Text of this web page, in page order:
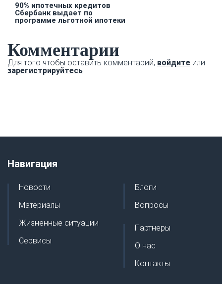
90% ипотечных кредитов
Сбербанк выдает по
программе льготной ипотеки
Комментарии
Для того чтобы оставить комментарий, войдите или
зарегистрируйтесь
Навигация
Новости
Материалы
Жизненные ситуации
Сервисы
Блоги
Вопросы
Партнеры
О нас
Контакты